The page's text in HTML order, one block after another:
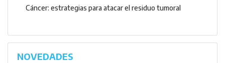
Cáncer: estrategias para atacar el residuo tumoral
NOVEDADES